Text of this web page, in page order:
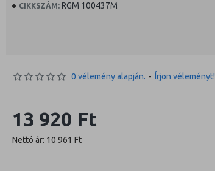
CIKKSZÁM: RGM 100437M
0 vélemény alapján. - Írjon véleményt!
13 920 Ft
Nettó ár: 10 961 Ft